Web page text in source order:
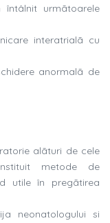
urmãtoarele
interatrialã cu
anormalã de
alãturi de cele
metode de
utile în pregãtirea
neonatologului si